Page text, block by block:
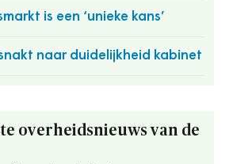
is een ‘unieke kans’
naar duidelijkheid kabinet
overheidsnieuws van de